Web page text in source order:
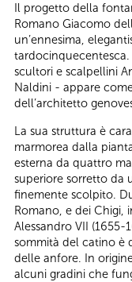
Il progetto della
Romano Giacomo
un’ennesima,
scultori e scalpellini
Naldini - appare
dell’architetto
La sua struttura è
marmorea dalla
esterna da quattro
superiore sorretto da
finemente scolpito.
Romano, e dei Chigi,
Alessandro VII
sommità del catino è
delle anfore. In
alcuni gradini che